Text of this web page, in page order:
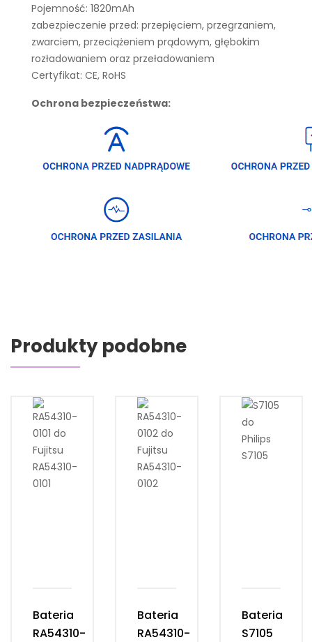
Pojemność: 1820mAh
zabezpieczenie przed: przepięciem, przegrzaniem,
zwarciem, przeciążeniem prądowym, głębokim
rozładowaniem oraz przeładowaniem
Certyfikat: CE, RoHS
Ochrona bezpieczeństwa:
Produkty podobne
Bateria
RA54310-
Bateria
RA54310-
Bateria
S7105